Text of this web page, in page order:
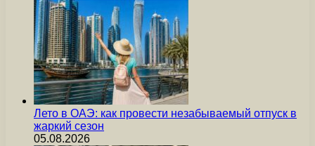
Лето в ОАЭ: как провести незабываемый отпуск в
жаркий сезон
05.08.2026